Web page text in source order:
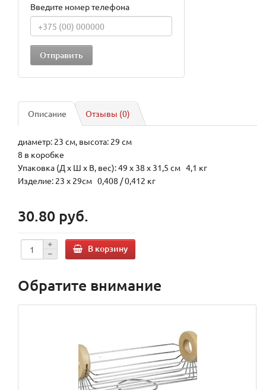
Введите номер телефона
Описание Отзывы (0)
диаметр: 23 см, высота: 29 см
8 в коробке
Упаковка (Д х Ш х В, вес): 49 x 38 x 31,5 см 4,1 кг
Изделие: 23 x 29см 0,408 / 0,412 кг
30.80 руб.
В корзину
Обратите внимание